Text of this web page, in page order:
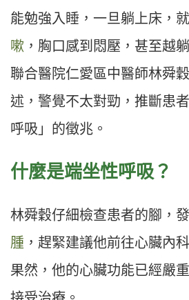
能勉強入睡，一旦躺上床，
嗽 ，胸口感到悶壓，甚至越
聯合醫院仁愛區中醫師林舜
述，警覺不太對勁，推斷患
呼吸」的徵兆。
什麼是端坐性呼吸？
林舜穀仔細檢查患者的腳，
腫 ，趕緊建議他前往心臟內
果然，他的心臟功能已經嚴